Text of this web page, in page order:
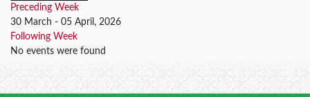
Preceding Week
30 March - 05 April, 2026
Following Week
No events were found